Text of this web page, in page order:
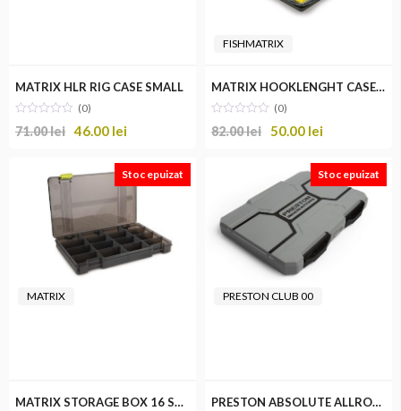
MATRIX HLR RIG CASE SMALL
(0)
71.00lei 46.00 lei
FISHMATRIX
MATRIX HOOKLENGHT CASE 50+
(0)
82.00lei 50.00 lei
Stoc epuizat
MATRIX
MATRIX STORAGE BOX 16 SHALLOW
Stoc epuizat
PRESTON CLUB 00
PRESTON ABSOLUTE ALLROUND HOOKLENGHT BOX